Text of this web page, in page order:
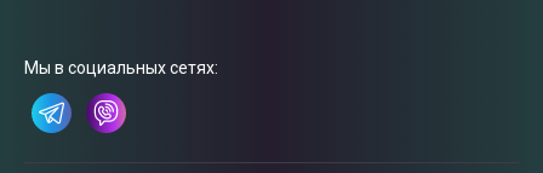
Мы в социальных сетях: